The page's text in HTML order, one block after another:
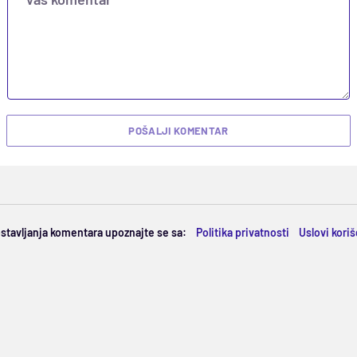
POŠALJI KOMENTAR
komentara upoznajte se sa: Politika privatnosti Uslovi